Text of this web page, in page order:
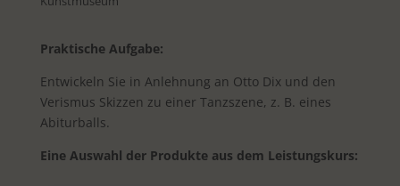
Praktische Aufgabe:
Entwickeln Sie in Anlehnung an Otto Dix und den
Verismus Skizzen zu einer Tanzszene, z. B. eines
Abiturballs.
Eine Auswahl der Produkte aus dem Leistungskurs: